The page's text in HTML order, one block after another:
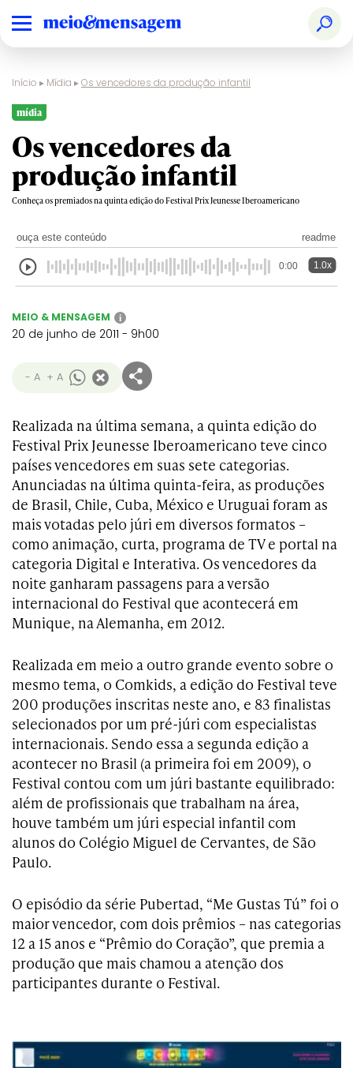
Início ▸ Mídia ▸Os vencedores da produção infantil
mídia
Os vencedores da
produção infantil
Conheça os premiados na quinta edição do Festival Prix Jeunesse Iberoamericano
ouça este conteúdo readme
0:00 1.0x
MEIO & MENSAGEM i
20 de junho de 2011 - 9h00
- A + A
Realizada na última semana, a quinta edição do
Festival Prix Jeunesse Iberoamericano teve cinco
países vencedores em suas sete categorias.
Anunciadas na última quinta-feira, as produções
de Brasil, Chile, Cuba, México e Uruguai foram as
mais votadas pelo júri em diversos formatos –
como animação, curta, programa de TV e portal na
categoria Digital e Interativa. Os vencedores da
noite ganharam passagens para a versão
internacional do Festival que acontecerá em
Munique, na Alemanha, em 2012.
Realizada em meio a outro grande evento sobre o
mesmo tema, o Comkids, a edição do Festival teve
200 produções inscritas neste ano, e 83 finalistas
selecionados por um pré-júri com especialistas
internacionais. Sendo essa a segunda edição a
acontecer no Brasil (a primeira foi em 2009), o
Festival contou com um júri bastante equilibrado:
além de profissionais que trabalham na área,
houve também um júri especial infantil com
alunos do Colégio Miguel de Cervantes, de São
Paulo.
O episódio da série Pubertad, “Me Gustas Tú” foi o
maior vencedor, com dois prêmios – nas categorias
12 a 15 anos e “Prêmio do Coração”, que premia a
produção que mais chamou a atenção dos
participantes durante o Festival.